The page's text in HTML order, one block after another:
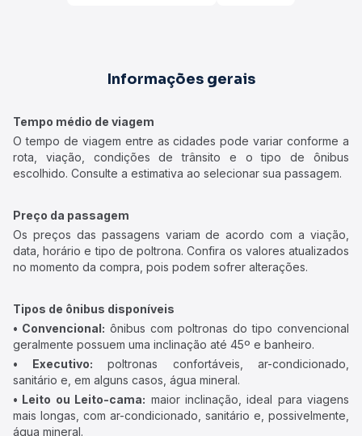
Informações gerais
Tempo médio de viagem
O tempo de viagem entre as cidades pode variar conforme a
rota, viação, condições de trânsito e o tipo de ônibus
escolhido. Consulte a estimativa ao selecionar sua passagem.
Preço da passagem
Os preços das passagens variam de acordo com a viação,
data, horário e tipo de poltrona. Confira os valores atualizados
no momento da compra, pois podem sofrer alterações.
Tipos de ônibus disponíveis
• Convencional: ônibus com poltronas do tipo convencional
geralmente possuem uma inclinação até 45º e banheiro.
• Executivo: poltronas confortáveis, ar-condicionado,
sanitário e, em alguns casos, água mineral.
• Leito ou Leito-cama: maior inclinação, ideal para viagens
mais longas, com ar-condicionado, sanitário e, possivelmente,
água mineral.